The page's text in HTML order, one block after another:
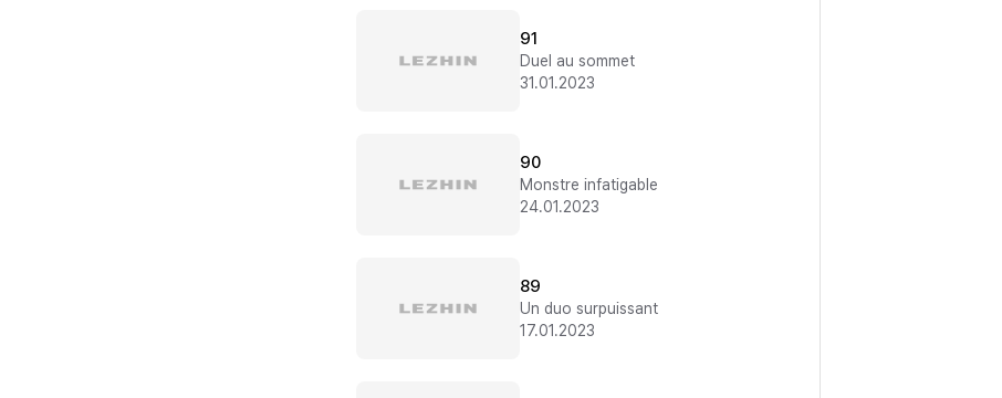
91
Duel au sommet
31.01.2023
90
Monstre infatigable
24.01.2023
89
Un duo surpuissant
17.01.2023